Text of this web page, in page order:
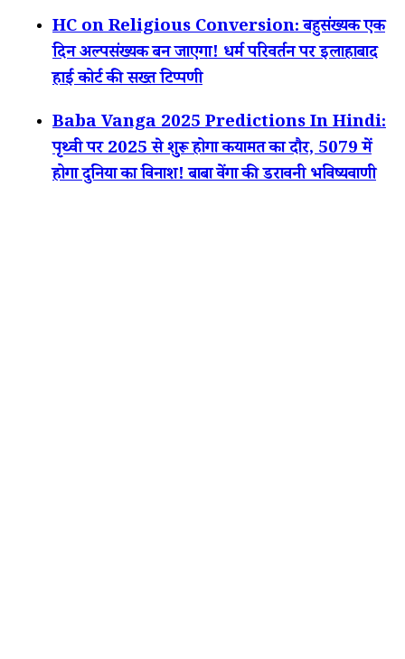
HC on Religious Conversion: बहुसंख्यक एक
दिन अल्पसंख्यक बन जाएगा! धर्म परिवर्तन पर इलाहाबाद
हाई कोर्ट की सख्त टिप्पणी
Baba Vanga 2025 Predictions In Hindi:
पृथ्वी पर 2025 से शुरू होगा कयामत का दौर, 5079 में
होगा दुनिया का विनाश! बाबा वेंगा की डरावनी भविष्यवाणी